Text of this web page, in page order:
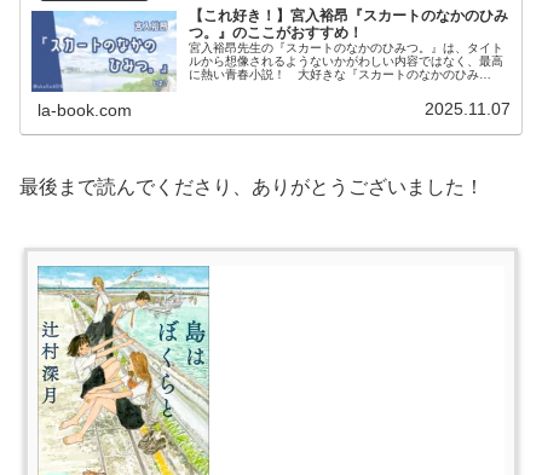
【これ好き！】宮入裕昂『スカートのなかのひみ
つ。』のここがおすすめ！
宮入裕昂先生の『スカートのなかのひみつ。』は、タイト
ルから想像されるようないかがわしい内容ではなく、最高
に熱い青春小説！ 大好きな『スカートのなかのひみ
れたと思って読んでみてほしい！ 最後に、『スカートの
なかのひみつ。』が気に入った方におすすめの作品も紹介
la-book.com 2025.11.07
最後まで読んでくださり、ありがとうございました！